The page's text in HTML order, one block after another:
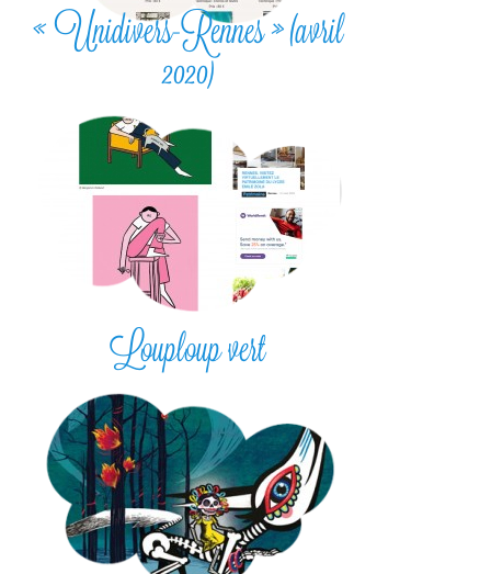
« Unidivers-Rennes » (avril
2020)
Louploup vert